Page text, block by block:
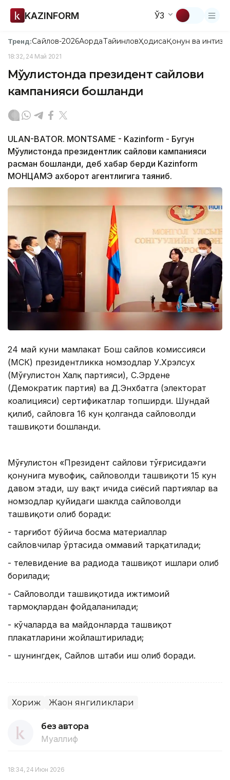
KAZINFORM ЎЗ
Тренд:Сайлов-2026АқордаТайинловҲодисаҚонун ва
18:32, 24 Май 2021
Мўғулистонда президент сайлови
кампанияси бошланди
ULAN-BATOR. MONTSAME - Kazinform - Бугун
Мўғулистонда президентлик сайлови кампанияси
расман бошланди, деб хабар берди Kazinform
МОНЦАМЭ ахборот агентлигига таяниб.
24 май куни мамлакат Бош сайлов комиссияси
(МСК) президентликка номзодлар У.Хүрэлсух
(Мўғулистон Халқ партияси), С.Эрдене
(Демократик партия) ва Д.Энхбатга (электорат
коалицияси) сертификатлар топширди. Шундай
қилиб, сайловга 16 кун қолганда сайловолди
ташвиқоти бошланди.
Мўғулистон «Президент сайлови тўғрисида»ги
қонунига мувофиқ, сайловолди ташвиқоти 15 кун
давом этади, шу вақт ичида сиёсий партиялар ва
номзодлар қуйидаги шаклда сайловолди
ташвиқоти олиб боради:
- тарғибот бўйича босма материаллар
сайловчилар ўртасида оммавий тарқатилади;
- телевидение ва радиода ташвиқот ишлари олиб
борилади;
- Сайловолди ташвиқотида ижтимоий
тармоқлардан фойдаланилади;
- кўчаларда ва майдонларда ташвиқот
плакатларини жойлаштирилади;
- шунингдек, Сайлов штаби иш олиб боради.
Хориж Жаҳон янгиликлари
без автора
Муаллиф
18:34, 24 Июн 2026